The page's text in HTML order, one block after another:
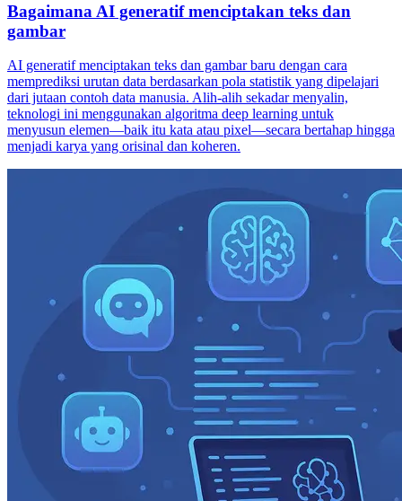
Bagaimana AI generatif menciptakan teks dan
gambar
AI generatif menciptakan teks dan gambar baru dengan cara
memprediksi urutan data berdasarkan pola statistik yang dipelajari
dari jutaan contoh data manusia. Alih-alih sekadar menyalin,
teknologi ini menggunakan algoritma deep learning untuk
menyusun elemen—baik itu kata atau pixel—secara bertahap hingga
menjadi karya yang orisinal dan koheren.